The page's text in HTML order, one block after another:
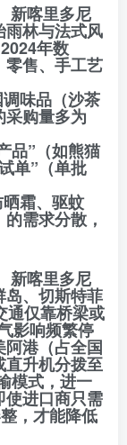
新喀里多尼
雨林与法式风
年数
零售、手工艺
味品（沙茶
购量多为
品”（如熊猫
单”（单批
霜、驱蚊
需求分散，
新喀里多尼
岛、切斯特菲
通仅靠桥梁或
影响频繁停
港（占全国
直升机分拨至
模式，进一
进口商只需
，才能降低